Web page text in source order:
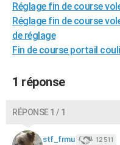
Carte de Noël
Carte Bonne année
Carte Saint-Valentin
Carte Pâques
Carte d'anniversaire
DICTIONNAIRE
Dictionnaire
Biographies
Citations
Expressions
Proverbes
PROGRAMME TV
S'inscrire
Se connecter
Lycées
Collèges
Primaires
Universités
Entreprises
Service militaire
Avis de recherche
AVIS DE DÉCÈS
FORUM
Bricolage
Lifestyle
Culture
Sport
Auto
Television
Voyage
Cinema
Réglage fin de course
Réglage fin de course
de réglage
Fin de course portail
1 réponse
RÉPONSE 1 / 1
stf_frmu 12 511